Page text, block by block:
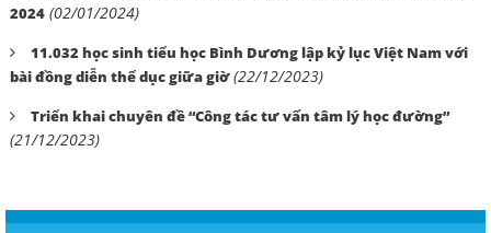
2024 (02/01/2024)
11.032 học sinh tiểu học Bình Dương lập kỷ lục Việt Nam với
bài đồng diễn thể dục giữa giờ (22/12/2023)
Triển khai chuyên đề “Công tác tư vấn tâm lý học đường”
(21/12/2023)